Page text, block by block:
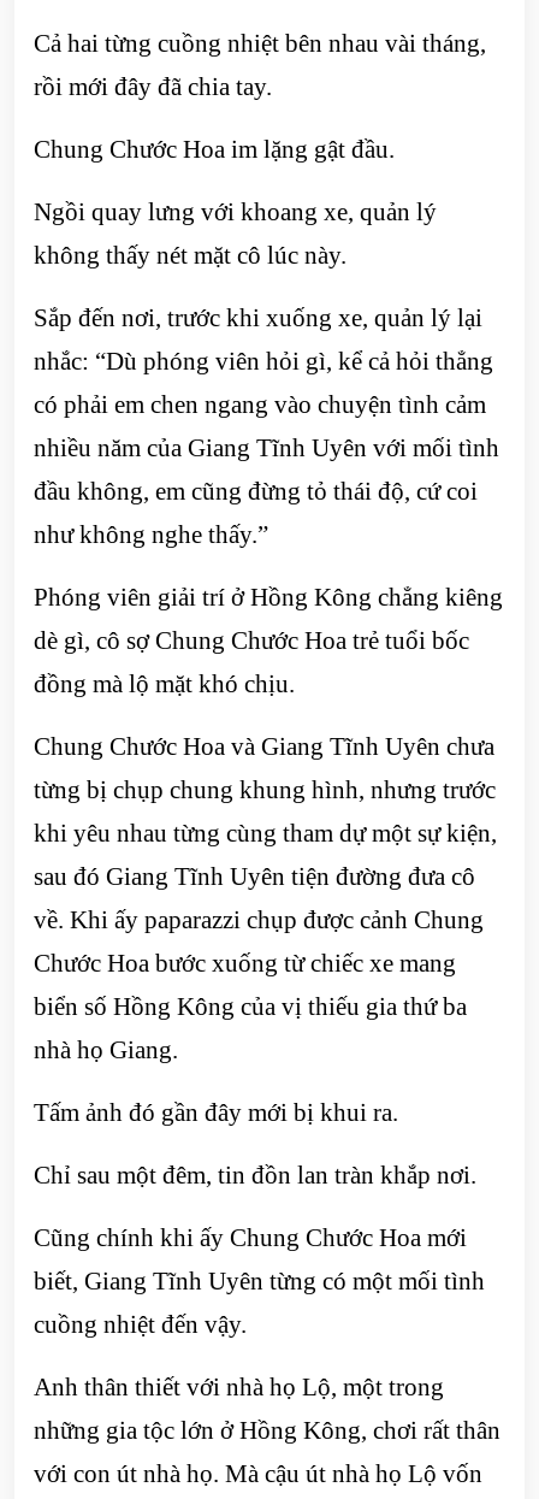
Cả hai từng cuồng nhiệt bên nhau vài tháng,
rồi mới đây đã chia tay.
Chung Chước Hoa im lặng gật đầu.
Ngồi quay lưng với khoang xe, quản lý
không thấy nét mặt cô lúc này.
Sắp đến nơi, trước khi xuống xe, quản lý lại
nhắc: “Dù phóng viên hỏi gì, kể cả hỏi thẳng
có phải em chen ngang vào chuyện tình cảm
nhiều năm của Giang Tĩnh Uyên với mối tình
đầu không, em cũng đừng tỏ thái độ, cứ coi
như không nghe thấy.”
Phóng viên giải trí ở Hồng Kông chẳng kiêng
dè gì, cô sợ Chung Chước Hoa trẻ tuổi bốc
đồng mà lộ mặt khó chịu.
Chung Chước Hoa và Giang Tĩnh Uyên chưa
từng bị chụp chung khung hình, nhưng trước
khi yêu nhau từng cùng tham dự một sự kiện,
sau đó Giang Tĩnh Uyên tiện đường đưa cô
về. Khi ấy paparazzi chụp được cảnh Chung
Chước Hoa bước xuống từ chiếc xe mang
biển số Hồng Kông của vị thiếu gia thứ ba
nhà họ Giang.
Tấm ảnh đó gần đây mới bị khui ra.
Chỉ sau một đêm, tin đồn lan tràn khắp nơi.
Cũng chính khi ấy Chung Chước Hoa mới
biết, Giang Tĩnh Uyên từng có một mối tình
cuồng nhiệt đến vậy.
Anh thân thiết với nhà họ Lộ, một trong
những gia tộc lớn ở Hồng Kông, chơi rất thân
với con út nhà họ. Mà cậu út nhà họ Lộ vốn